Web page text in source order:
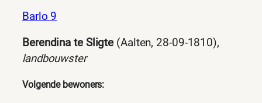
Barlo 9
Berendina te Sligte(Aalten, 28-09-1810),
landbouwster
Volgende bewoners: